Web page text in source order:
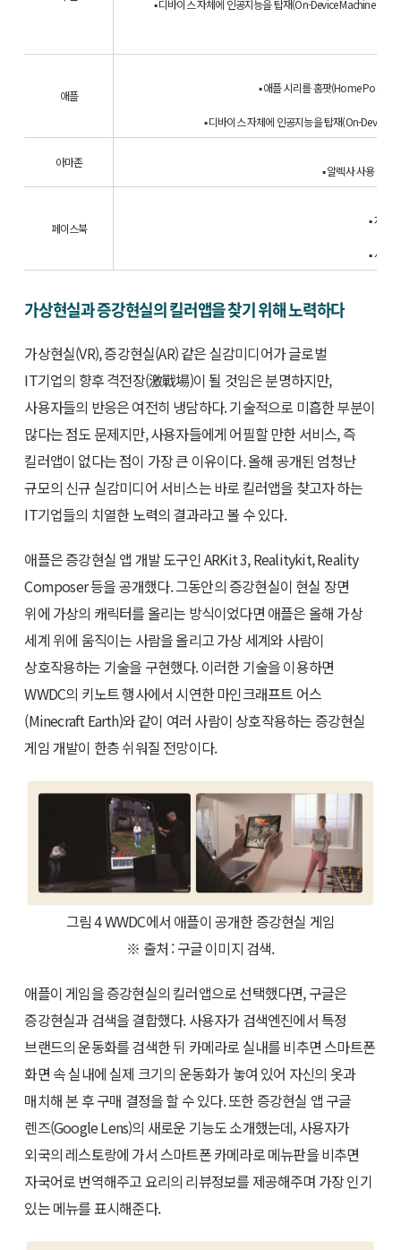
▪ 디바이스 자체에 인공지능을 탑재(On-Device Machine
애플
▪ 애플 시리를 홈팟(Home Pod),
▪ 디바이스 자체에 인공지능을 탑재(On-Device
아마존
▪ 알렉사 사용 시 ‘
페이스북
▪ 자연
▪ 사진
가상현실과 증강현실의 킬러앱을 찾기 위해 노력하다
가상현실(VR), 증강현실(AR) 같은 실감미디어가 글로벌
IT기업의 향후 격전장(激戰場)이 될 것임은 분명하지만,
사용자들의 반응은 여전히 냉담하다. 기술적으로 미흡한 부분이
많다는 점도 문제지만, 사용자들에게 어필할 만한 서비스, 즉
킬러앱이 없다는 점이 가장 큰 이유이다. 올해 공개된 엄청난
규모의 신규 실감미디어 서비스는 바로 킬러앱을 찾고자 하는
IT기업들의 치열한 노력의 결과라고 볼 수 있다.
애플은 증강현실 앱 개발 도구인 ARKit 3, Realitykit, Reality
Composer 등을 공개했다. 그동안의 증강현실이 현실 장면
위에 가상의 캐릭터를 올리는 방식이었다면 애플은 올해 가상
세계 위에 움직이는 사람을 올리고 가상 세계와 사람이
상호작용하는 기술을 구현했다. 이러한 기술을 이용하면
WWDC의 키노트 행사에서 시연한 마인크래프트 어스
(Minecraft Earth)와 같이 여러 사람이 상호작용하는 증강현실
게임 개발이 한층 쉬워질 전망이다.
그림 4 WWDC에서 애플이 공개한 증강현실 게임
※ 출처 : 구글 이미지 검색.
애플이 게임을 증강현실의 킬러앱으로 선택했다면, 구글은
증강현실과 검색을 결합했다. 사용자가 검색엔진에서 특정
브랜드의 운동화를 검색한 뒤 카메라로 실내를 비추면 스마트폰
화면 속 실내에 실제 크기의 운동화가 놓여 있어 자신의 옷과
매치해 본 후 구매 결정을 할 수 있다. 또한 증강현실 앱 구글
렌즈(Google Lens)의 새로운 기능도 소개했는데, 사용자가
외국의 레스토랑에 가서 스마트폰 카메라로 메뉴판을 비추면
자국어로 번역해주고 요리의 리뷰정보를 제공해주며 가장 인기
있는 메뉴를 표시해준다.